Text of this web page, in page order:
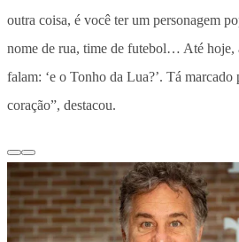
outra coisa, é você ter um personagem
nome de rua, time de futebol… Até hoje,
falam: ‘e o Tonho da Lua?’. Tá marcado
coração”, destacou.